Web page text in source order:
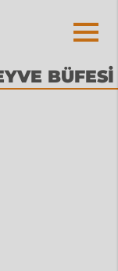
BÜFESİ